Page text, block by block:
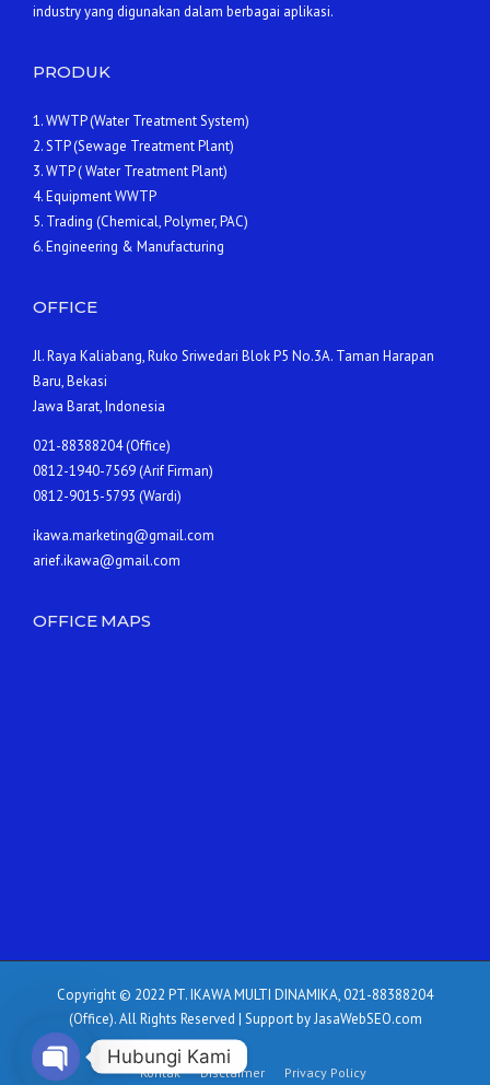
industry yang digunakan dalam berbagai aplikasi.
PRODUK
1. WWTP (Water Treatment System)
2. STP (Sewage Treatment Plant)
3. WTP ( Water Treatment Plant)
4. Equipment WWTP
5. Trading (Chemical, Polymer, PAC)
6. Engineering & Manufacturing
OFFICE
Jl. Raya Kaliabang, Ruko Sriwedari Blok P5 No.3A. Taman Harapan
Baru, Bekasi
Jawa Barat, Indonesia
021-88388204 (Office)
0812-1940-7569 (Arif Firman)
0812-9015-5793 (Wardi)
ikawa.marketing@gmail.com
arief.ikawa@gmail.com
OFFICE MAPS
Copyright © 2022 PT. IKAWA MULTI DINAMIKA, 021-88388204
(Office). All Rights Reserved | Support by JasaWebSEO.com
Kontak Disclaimer Privacy Policy
Hubungi Kami